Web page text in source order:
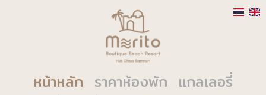
หน้าหลัก ราคาห้องพัก แกลเลอรี่